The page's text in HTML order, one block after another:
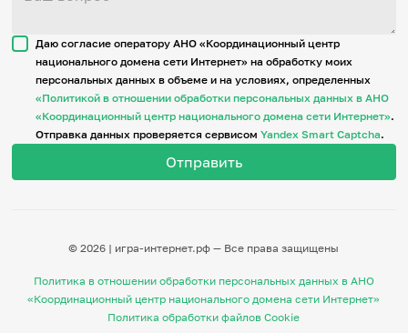
Даю согласие оператору АНО «Координационный центр
национального домена сети Интернет» на обработку моих
персональных данных в объеме и на условиях, определенных
«Политикой в отношении обработки персональных данных в АНО
«Координационный центр национального домена сети Интернет».
Отправка данных проверяется сервисомYandex Smart Captcha.
© 2026 | игра-интернет.рф — Все права защищены
Политика в отношении обработки персональных данных в АНО
«Координационный центр национального домена сети Интернет»
Политика обработки файлов Cookie